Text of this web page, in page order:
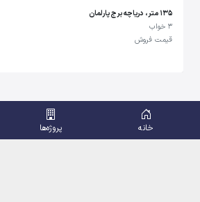
135 متر، دریاچه برج پارلمان
3 خواب
قیمت فروش
خانه پروژه‌ها